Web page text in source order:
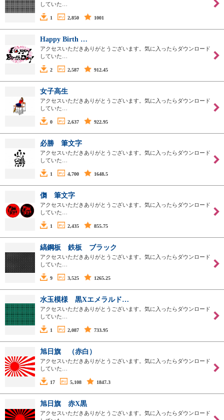
していた…
1 2,850 1001
Happy Birth …
アクセスいただきありがとうございます。気に入ったらダウンロード
していた…
2 2,587 912.45
女子高生
アクセスいただきありがとうございます。気に入ったらダウンロード
していた…
0 2,637 922.95
必勝 筆文字
アクセスいただきありがとうございます。気に入ったらダウンロード
していた…
1 4,700 1648.5
儛 筆文字
アクセスいただきありがとうございます。気に入ったらダウンロード
していた…
1 2,435 855.75
縞鋼板 鉄板 ブラック
アクセスいただきありがとうございます。気に入ったらダウンロード
していた…
9 3,525 1265.25
水玉模様 黒Xエメラルド…
アクセスいただきありがとうございます。気に入ったらダウンロード
していた…
1 2,087 733.95
旭日旗 （赤白）
アクセスいただきありがとうございます。気に入ったらダウンロード
していた…
17 5,108 1847.3
旭日旗 赤X黒
アクセスいただきありがとうございます。気に入ったらダウンロード